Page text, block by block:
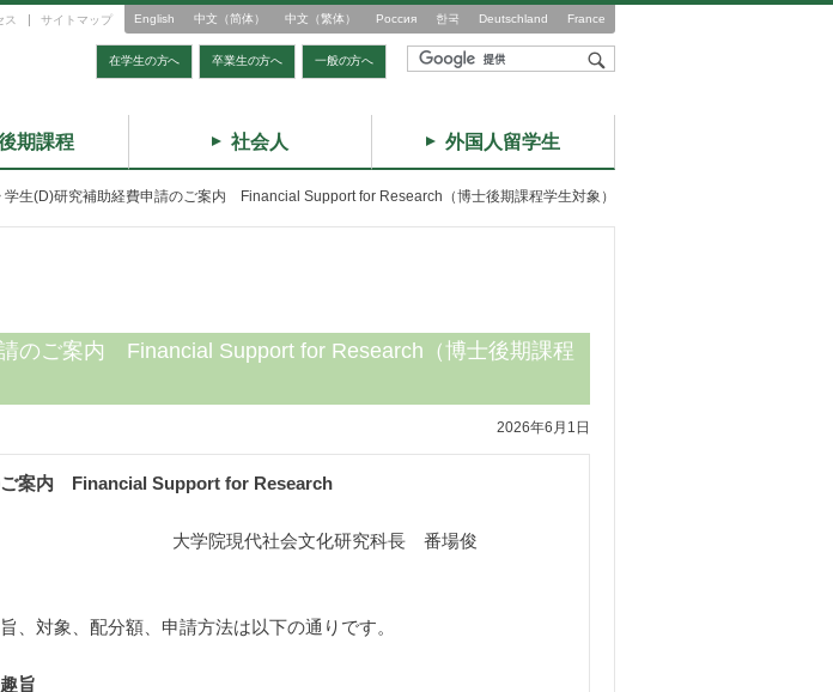
English 中文（简体） 中文（繁体） Россия 한국 Deutschland France
ス サイトマップ
在学生の方へ 卒業生の方へ 一般の方へ
期課程 社会人 外国人留学生
学生(D)研究補助経費申請のご案内 Financial Support for Research（博士後期課程学生対象）
のご案内 Financial Support for Research（博士後期課程
2026年6月1日
案内　Financial Support for Research
会文化研究科長　番場俊
、対象、配分額、申請方法は以下の通りです。
旨